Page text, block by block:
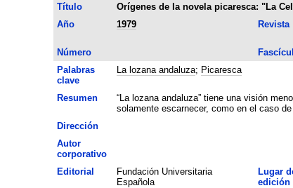
Título
Orígenes de la novela picaresca: "La
Año
1979 Revista
Número
Palabras
clave
La lozana andaluza; Picaresca
Resumen
“La lozana andaluza” tiene una visión
solamente escarnecer, como en el caso
Dirección
Autor
corporativo
Editorial
Fundación Universitaria
Española
Lugar
edición